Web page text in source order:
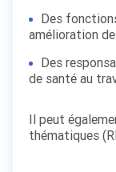
Des
amélioration
Des
de santé au
Il peut
thématiques